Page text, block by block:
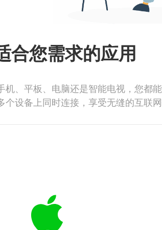
合您需求的应用
、平板、电脑还是智能电视，您都能
设备上同时连接，享受无缝的互联网